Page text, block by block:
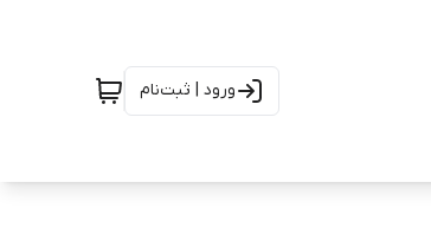
ورود | ثبت‌نام